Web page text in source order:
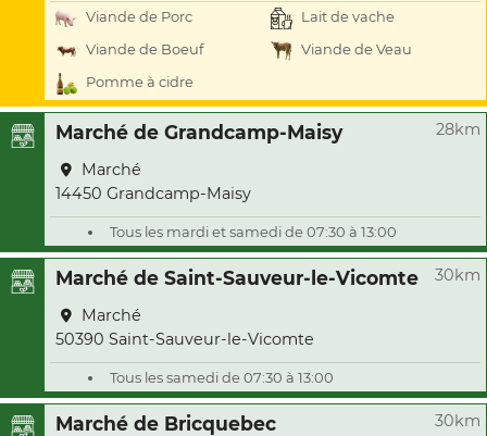
Viande de Porc
Lait de vache
Viande de Boeuf
Viande de Veau
Pomme à cidre
Marché de Grandcamp-Maisy 28km
Marché
14450 Grandcamp-Maisy
Tous les mardi et samedi de 07:30 à 13:00
Marché de Saint-Sauveur-le-Vicomte 30km
Marché
50390 Saint-Sauveur-le-Vicomte
Tous les samedi de 07:30 à 13:00
Marché de Bricquebec 30km